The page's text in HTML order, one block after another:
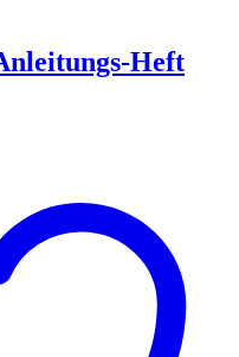
Heft